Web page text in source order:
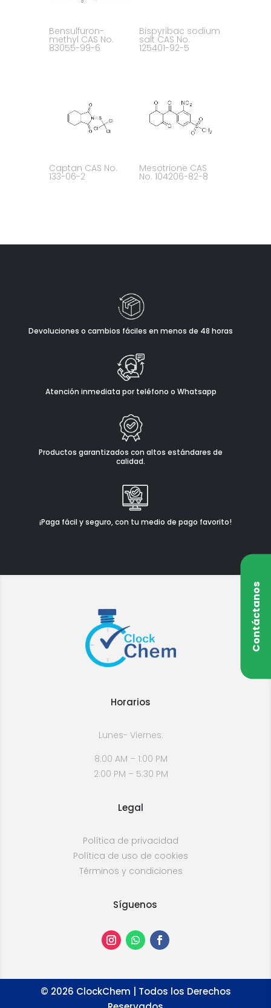
Bensulfuron-
methyl CAS No.
83055-99-6
Bispyribac sodium
salt CAS No.
125401-92-5
Captan CAS No.
133-06-2
Mesotrione CAS
No. 104206-82-8
Devoluciones o cambios fáciles en menos de 48 horas
Atención inmediata por teléfono o Whatsapp
Productos garantizados con altos estándares de
calidad.
¡Paga fácil y seguro, con tu medio de pago favorito!
Contáctanos
Horarios
Lunes- Viernes:
8:00 AM – 1:00 PM
2:00 PM – 5:30 PM
Legal
Política de privacidad
Política de uso de cookies
Términos y condiciones
Síguenos
© 2026 ClockChem | Todos los Derechos